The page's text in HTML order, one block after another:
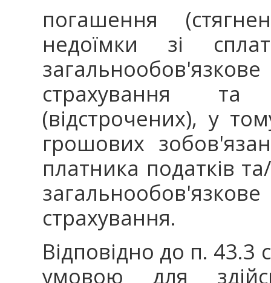
погашення
недоїмки зі
страхування та
(відстрочених), у
грошових
платника податків
страхування.
Відповідно до п. 43.3
умовою для